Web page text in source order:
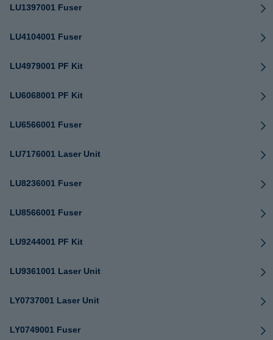
LU1397001 Fuser
LU4104001 Fuser
LU4979001 PF Kit
LU6068001 PF Kit
LU6566001 Fuser
LU7176001 Laser Unit
LU8236001 Fuser
LU8566001 Fuser
LU9244001 PF Kit
LU9361001 Laser Unit
LY0737001 Laser Unit
LY0749001 Fuser